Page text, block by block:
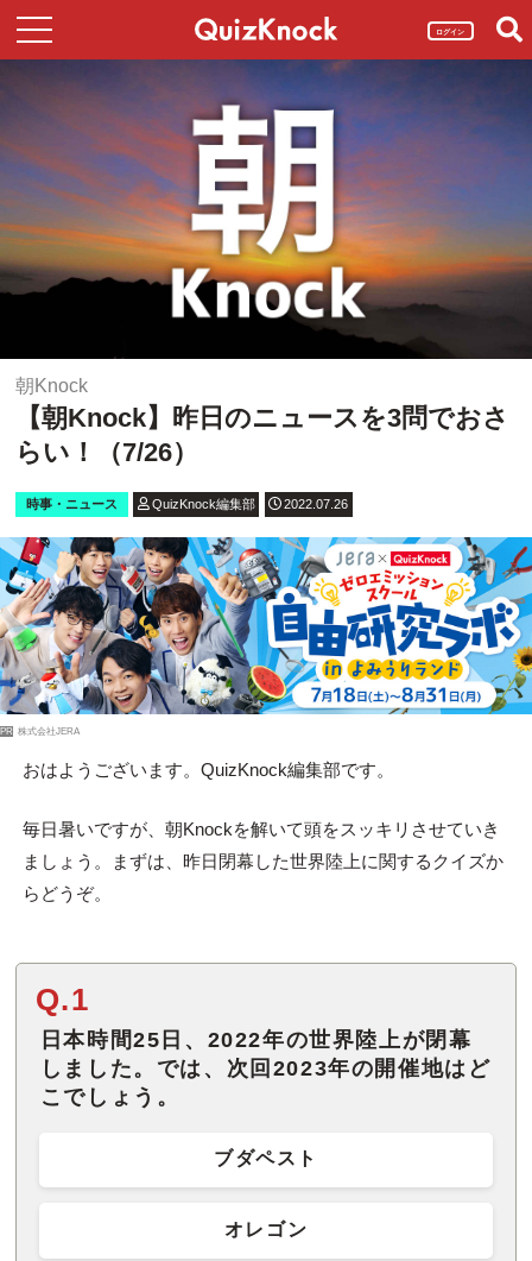
ログイン
朝Knock
【朝Knock】昨日のニュースを3問でおさ
らい！（7/26）
時事・ニュース QuizKnock編集部 2022.07.26
PR 株式会社JERA
おはようございます。QuizKnock編集部です。
毎日暑いですが、朝Knockを解いて頭をスッキリさせていき
ましょう。まずは、昨日閉幕した世界陸上に関するクイズか
らどうぞ。
Q.1
日本時間25日、2022年の世界陸上が閉幕
しました。では、次回2023年の開催地はど
こでしょう。
ブダペスト
オレゴン